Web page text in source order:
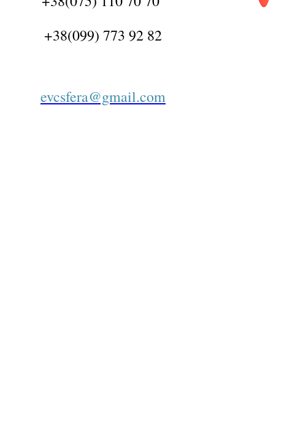
+38(099) 773 92 82
evcsfera@gmail.com